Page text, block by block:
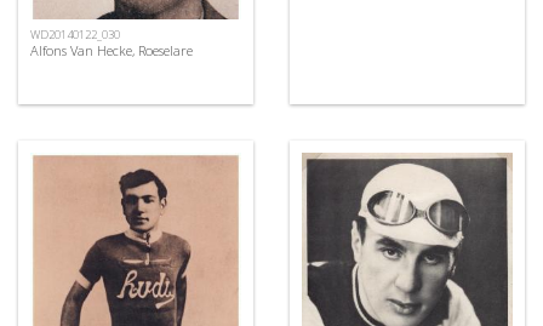
WD20140122_030
Alfons Van Hecke, Roeselare